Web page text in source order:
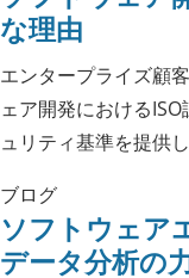
な理由
エンタープライズ顧
ェア開発における
ュリティ基準を提供し
ブログ
ソフトウェア
データ分析の